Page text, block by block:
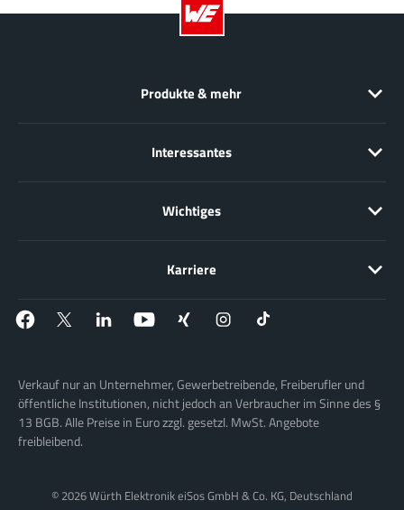
Produkte & mehr
Interessantes
Wichtiges
Karriere
Verkauf nur an Unternehmer, Gewerbetreibende, Freiberufler und
öffentliche Institutionen, nicht jedoch an Verbraucher im Sinne des §
13 BGB. Alle Preise in Euro zzgl. gesetzl. MwSt. Angebote
freibleibend.
© 2026 Würth Elektronik eiSos GmbH & Co. KG, Deutschland